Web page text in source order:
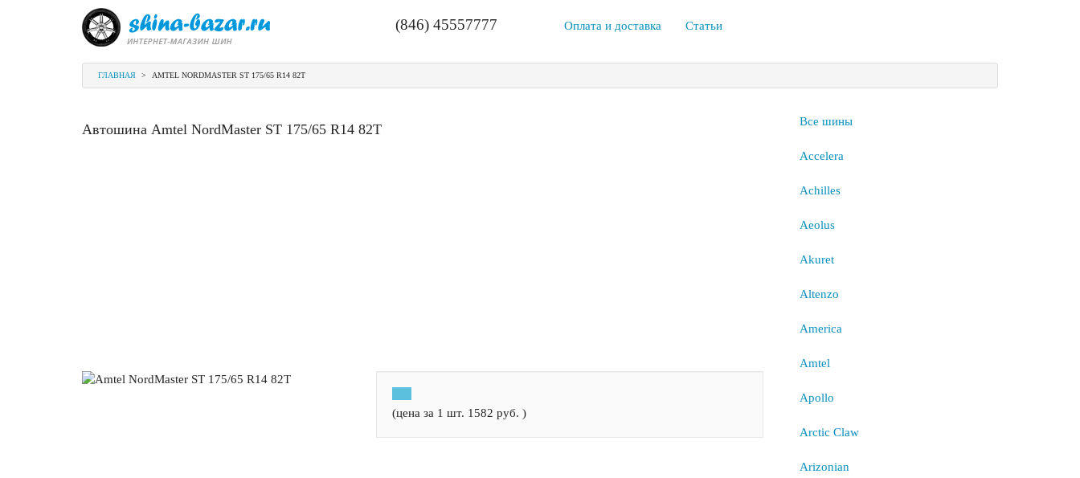
(846) 45557777 Оплата и доставка Статьи
ГЛАВНАЯ > AMTEL NORDMASTER ST 175/65 R14 82T
Автошина Amtel NordMaster ST 175/65 R14 82T
(цена за 1 шт. 1582 руб. )
Все шины
Accelera
Achilles
Aeolus
Akuret
Altenzo
America
Amtel
Apollo
Arctic Claw
Arizonian